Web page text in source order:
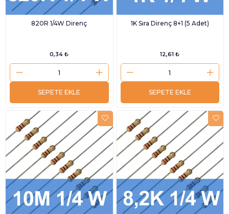
820R 1/4W Direnç
0,34 ₺
SEPETE EKLE
1K Sıra Direnç 8+1 (5 Adet)
12,61 ₺
SEPETE EKLE